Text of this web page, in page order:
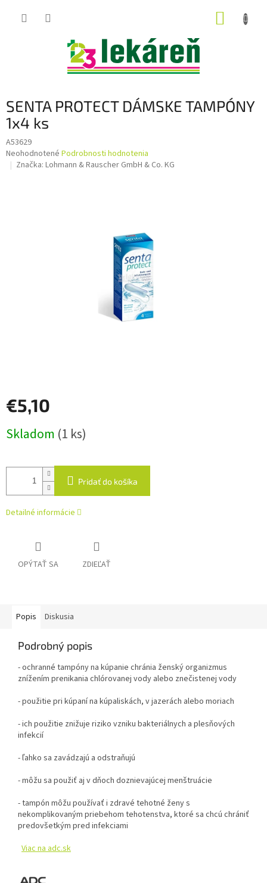
SENTA PROTECT DÁMSKE TAMPÓNY
1x4 ks
A53629
Priemerné
hodnotenie
Neohodnotené Podrobnosti hodnotenia
Značka: Lohmann & Rauscher GmbH & Co. KG
€5,10
cena:
Skladom (1 ks)
Pridať do košíka
Detailné informácie
OPÝTAŤ SA ZDIEĽAŤ
Popis Diskusia
Podrobný popis
- ochranné tampóny na kúpanie chránia ženský organizmus
znížením prenikania chlórovanej vody alebo znečistenej vody
- použitie pri kúpaní na kúpaliskách, v jazerách alebo moriach
- ich použitie znižuje riziko vzniku bakteriálnych a plesňových
infekcií
- ľahko sa zavádzajú a odstraňujú
- môžu sa použiť aj v dňoch doznievajúcej menštruácie
- tampón môžu používať i zdravé tehotné ženy s
nekomplikovaným priebehom tehotenstva, ktoré sa chcú chrániť
predovšetkým pred infekciami
Viac na adc.sk